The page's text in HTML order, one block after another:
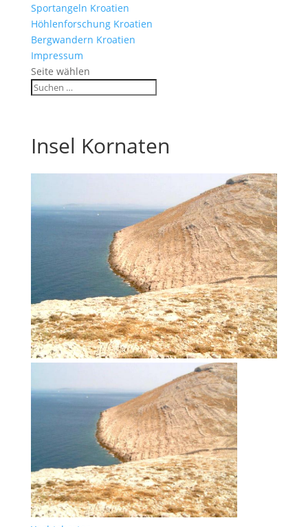
Sportangeln Kroatien
Höhlenforschung Kroatien
Bergwandern Kroatien
Impressum
Seite wählen
Insel Kornaten